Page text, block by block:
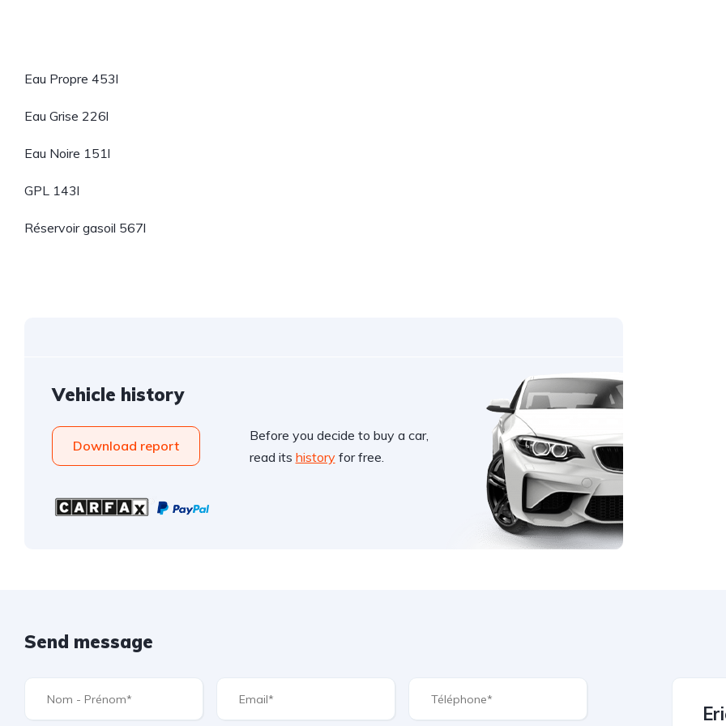
Eau Propre 453l
Eau Grise 226l
Eau Noire 151l
GPL 143l
Réservoir gasoil 567l
Vehicle history
Download report
Before you decide to buy a car,
read its historyfor free.
Send message